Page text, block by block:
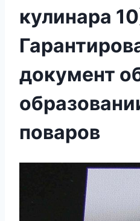
кулинара
документ
поваров